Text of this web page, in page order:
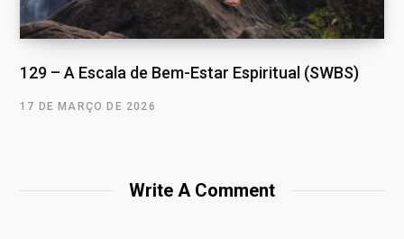
129 – A Escala de Bem-Estar Espiritual (SWBS)
17 DE MARÇO DE 2026
Write A Comment